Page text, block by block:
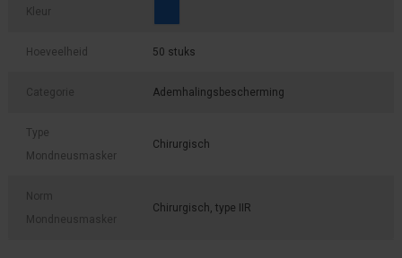
Kleur
Hoeveelheid 50 stuks
Categorie Ademhalingsbescherming
Type
Mondneusmasker
Chirurgisch
Norm
Mondneusmasker
Chirurgisch, type IIR